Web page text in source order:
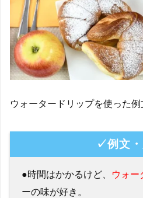
ウォータードリップを使った例
✓例文・
●時間はかかるけど、 ウォー
ーの味が好き。